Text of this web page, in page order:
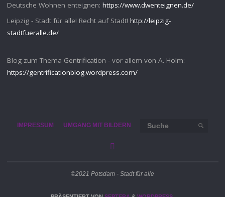
Deutsche Wohnen enteignen: https://www.dwenteignen.de/
Leipzig - Stadt für alle! Recht auf Stadt! http://leipzig-
stadtfueralle.de/
Blog zum Thema Gentrification - vor allem von A. Holm:
https://gentrificationblog.wordpress.com/
IMPRESSUM UMGANG MIT BILDERN SUCHE
©2021 Potsdam - Stadt für alle